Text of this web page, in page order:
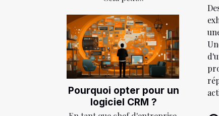
Pourquoi opter pour un
logiciel CRM ?